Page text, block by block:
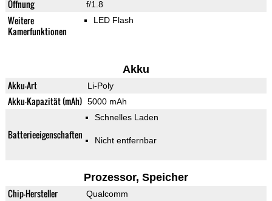
Öffnung f/1.8
Weitere
Kamerfunktionen
LED Flash
Akku
Akku-Art Li-Poly
Akku-Kapazität (mAh) 5000 mAh
Batterieeigenschaften
Schnelles Laden
Nicht entfernbar
Prozessor, Speicher
Chip-Hersteller Qualcomm